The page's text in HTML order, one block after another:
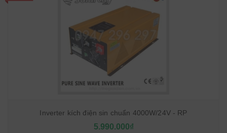
Inverter kích điện sin chuẩn 4000W/24V - RP
5.990.000₫